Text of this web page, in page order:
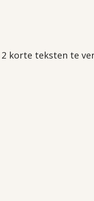
korte teksten te